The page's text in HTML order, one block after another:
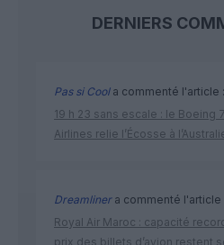
DERNIERS
Pas si Coola commenté l'article :
19 h 23 sans escale : le Boeing
Airlines relie l’Écosse à
Dreamlinera commenté l'article
Royal Air Maroc : capacité
prix des billets d’avion restent